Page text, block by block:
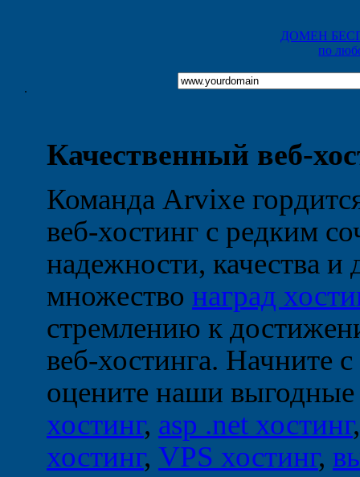
ДОМЕН
по
.
Качественный веб-
Команда Arvixe
веб-хостинг с редким
надежности, качества
множество наград
стремлению к
веб-хостинга. Начните с
оцените наши
хостинг, asp .net хостинг
хостинг, VPS хостинг,